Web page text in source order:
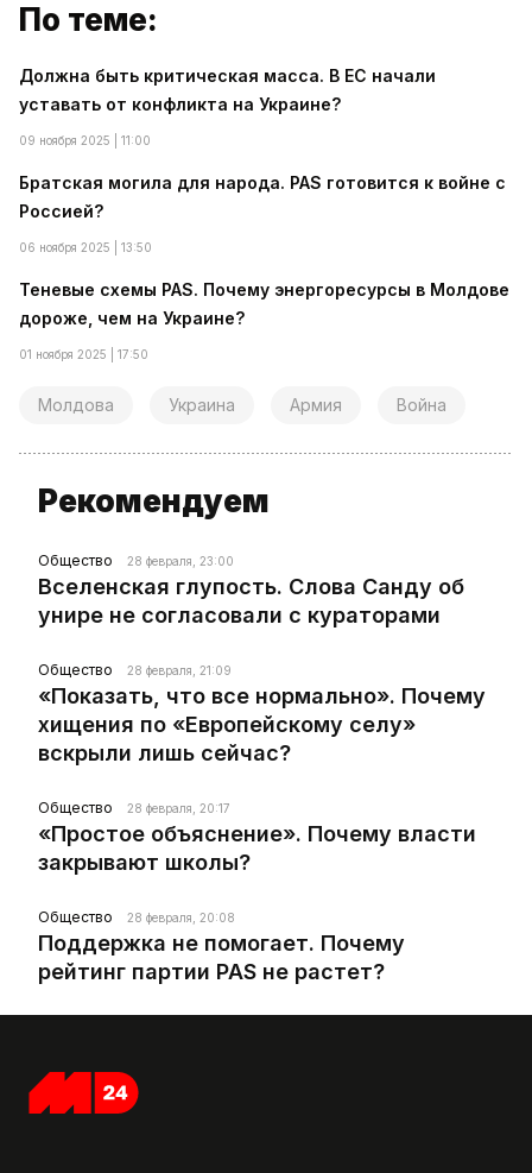
По теме:
Должна быть критическая масса. В ЕС начали
уставать от конфликта на Украине?
09 ноября 2025 | 11:00
Братская могила для народа. PAS готовится к войне с
Россией?
06 ноября 2025 | 13:50
Теневые схемы PAS. Почему энергоресурсы в Молдове
дороже, чем на Украине?
01 ноября 2025 | 17:50
Молдова Украина Армия Война
Рекомендуем
Общество 28 февраля, 23:00
Вселенская глупость. Слова Санду об
унире не согласовали с кураторами
Общество 28 февраля, 21:09
«Показать, что все нормально». Почему
хищения по «Европейскому селу»
вскрыли лишь сейчас?
Общество 28 февраля, 20:17
«Простое объяснение». Почему власти
закрывают школы?
Общество 28 февраля, 20:08
Поддержка не помогает. Почему
рейтинг партии PAS не растет?